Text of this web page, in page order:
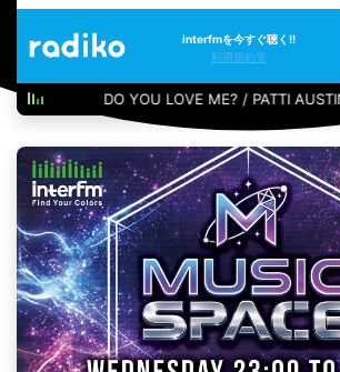
interfmを今すぐ聴く!!
利用規約等
DO YOU LOVE ME? / PATTI AUSTIN